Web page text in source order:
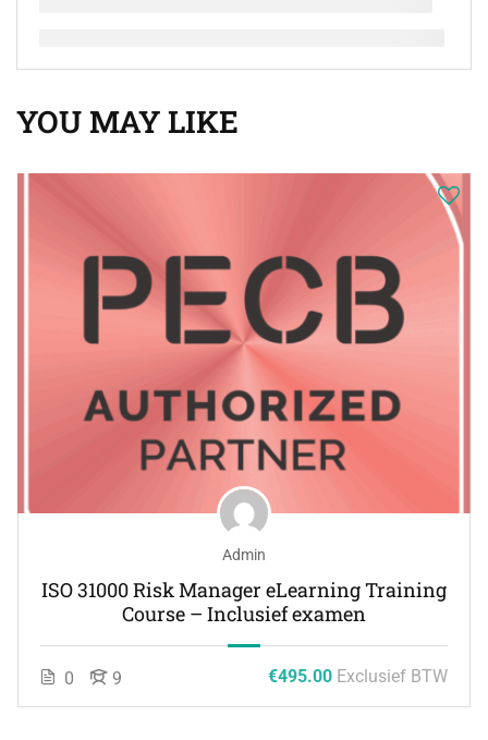
YOU MAY LIKE
Admin
ISO 31000 Risk Manager eLearning Training
Course – Inclusief examen
0 9 €495.00 Exclusief BTW